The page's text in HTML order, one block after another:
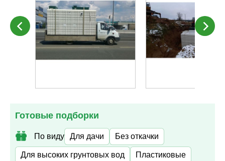
Готовые подборки
По виду Для дачи Без откачки
Для высоких грунтовых вод
Пластиковые